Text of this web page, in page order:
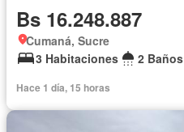
Bs 16.248.887
Cumaná, Sucre
3 Habitaciones
2 Baños
Hace 1 día, 15 horas